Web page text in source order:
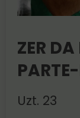
ZER
Uzt. 23